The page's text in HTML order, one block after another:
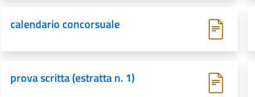
calendario concorsuale
prova scritta (estratta n. 1)